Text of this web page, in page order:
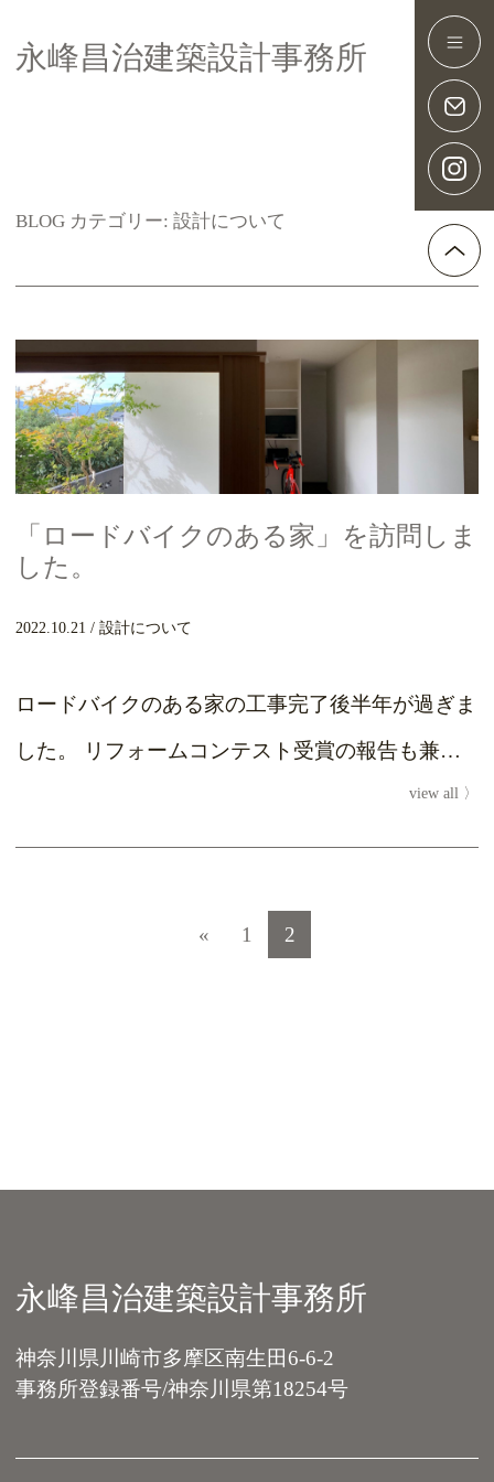
Main Navigation
永峰昌治建築設計事務所
BLOG カテゴリー:設計について
「ロードバイクのある家」を訪問しま
した。
2022.10.21 設計について
ロードバイクのある家の工事完了後半年が過ぎま
した。 リフォームコンテスト受賞の報告も兼ね
て生活の様子を拝見させていただきました。日々
の生...
view all
投稿ナビゲーション
« 1 2
永峰昌治建築設計事務所
神奈川県川崎市多摩区南生田6-6-2
事務所登録番号/神奈川県第18254号